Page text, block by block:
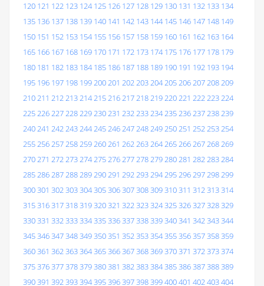
120 121 122 123 124 125 126 127 128 129 130 131 132 133 134
135 136 137 138 139 140 141 142 143 144 145 146 147 148 149
150 151 152 153 154 155 156 157 158 159 160 161 162 163 164
165 166 167 168 169 170 171 172 173 174 175 176 177 178 179
180 181 182 183 184 185 186 187 188 189 190 191 192 193 194
195 196 197 198 199200201 202203204205206207208209
210211 212213214215216217218219220221 222223224
225226227228229230231 232233234235236237238239
240241 242243244245246247248249250251 252253254
255256257258259260261 262263264265266267268269
270271 272273274275276277278279280281 282283284
285286287288289290291 292293294295296297298299
300301 302303304305306307308309310311 312313314
315316317318319320321 322323324325326327328329
330331 332333334335336337338339340341 342343344
345346347348349350351 352353354355356357358359
360361 362363364365366367368369370371 372373374
375376377378379380381 382383384385386387388389
390391 392393394395396397398399400401 402403404